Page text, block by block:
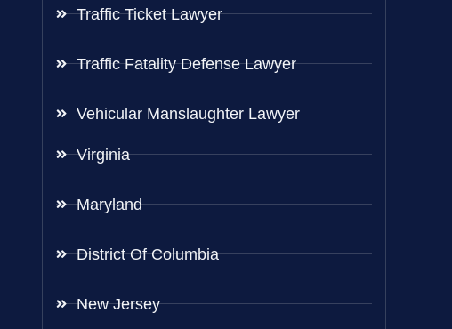
Traffic Ticket Lawyer
Traffic Fatality Defense Lawyer
Vehicular Manslaughter Lawyer
Virginia
Maryland
District Of Columbia
New Jersey